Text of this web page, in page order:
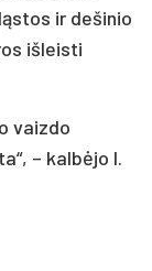
ir dešinio
išleisti
vaizdo
– kalbėjo I.